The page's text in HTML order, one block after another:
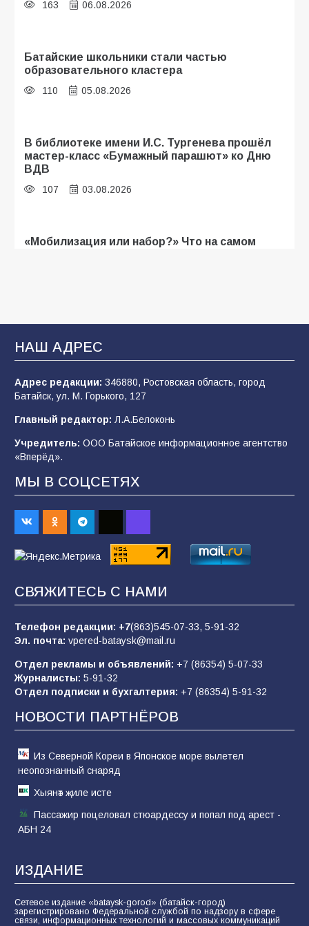
163 06.08.2026
Батайские школьники стали частью
образовательного кластера
110 05.08.2026
В библиотеке имени И.С. Тургенева прошёл
мастер-класс «Бумажный парашют» ко Дню
ВДВ
107 03.08.2026
«Мобилизация или набор?» Что на самом
В Батайске продолжаются дорожные работы
100 04.08.2026
после выборов: в Госдуме дали ответ
94 06.08.2026
«Пургу нести — не поля переходить»: почему
заявления о мобилизации — это
пропагандистский вброс
01.08.2026
«Слухами Москву не возьмёшь»: почему
заявления Киева о мобилизации — это
отчаяние, а не разведка
81 02.08.2026
Морской квест в детском саду: как
воспитанники спасали Нептуна
74 01.08.2026
НАШ АДРЕС
Адрес редакции: 346880, Ростовская область, город
Батайск, ул. М. Горького, 127
Главный редактор: Л.А.Белоконь
Учредитель: ООО Батайское информационное агентство
«Вперёд».
МЫ В СОЦСЕТЯХ
СВЯЖИТЕСЬ С НАМИ
Телефон редакции: +7(863)545-07-33, 5-91-32
Эл. почта: vpered-bataysk@mail.ru
Отдел рекламы и объявлений: +7 (86354) 5-07-33
Журналисты: 5-91-32
Отдел подписки и бухгалтерия: +7 (86354) 5-91-32
НОВОСТИ ПАРТНЁРОВ
Из Северной Кореи в Японское море вылетел
неопознанный снаряд
Хыянәт җиле исте
Пассажир поцеловал стюардессу и попал под арест -
АБН 24
ИЗДАНИЕ
Сетевое издание «bataysk-gorod» (батайск-город)
зарегистрировано Федеральной службой по надзору в сфере
связи, информационных технологий и массовых коммуникаций